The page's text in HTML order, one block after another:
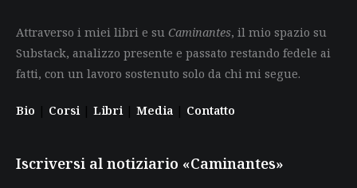
Attraverso i miei libri e su Caminantes, il mio spazio su
Substack, analizzo presente e passato restando fedele ai
fatti, con un lavoro sostenuto solo da chi mi segue.
Bio | Corsi | Libri | Media | Contatto
Iscriversi al notiziario «Caminantes»